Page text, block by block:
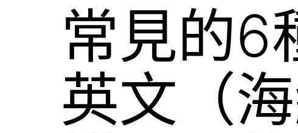
常見的6
英文（